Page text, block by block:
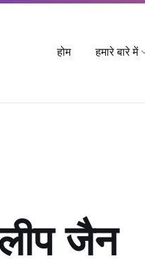
होम हमारे बारे में
जैन